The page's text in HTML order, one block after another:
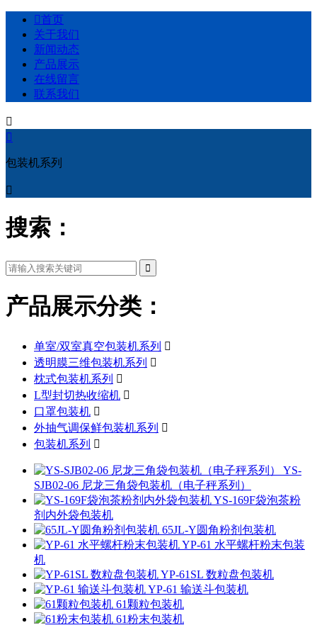
首页
关于我们
新闻动态
产品展示
在线留言
联系我们


包装机系列

搜索：
产品展示分类：
单室/双室真空包装机系列 
透明膜三维包装机系列 
枕式包装机系列 
L型封切热收缩机 
口罩包装机 
外抽气调保鲜包装机系列 
包装机系列 
YS-
SJB02-06 尼龙三角袋包装机（电子秤系列）
YS-169F袋泡茶粉
剂内外袋包装机
65JL-Y圆角粉剂包装机
YP-61 水平螺杆粉末包装
机
YP-61SL 数粒盘包装机
YP-61 输送斗包装机
61颗粒包装机
61粉末包装机